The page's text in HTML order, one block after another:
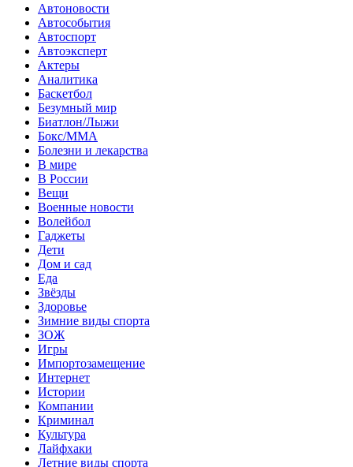
Автоновости
Автособытия
Автоспорт
Автоэксперт
Актеры
Аналитика
Баскетбол
Безумный мир
Биатлон/Лыжи
Бокс/MMA
Болезни и лекарства
В мире
В России
Вещи
Военные новости
Волейбол
Гаджеты
Дети
Дом и сад
Еда
Звёзды
Здоровье
Зимние виды спорта
ЗОЖ
Игры
Импортозамещение
Интернет
Истории
Компании
Криминал
Культура
Лайфхаки
Летние виды спорта